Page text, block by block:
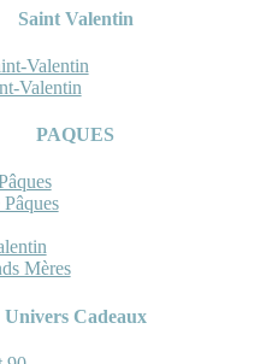
Saint Valentin
Valentin
Valentin
PAQUES
Mères
Univers Cadeaux